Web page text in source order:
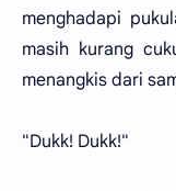
menghadapi
masih kurang
menangkis dari
"Dukk! Dukk!"